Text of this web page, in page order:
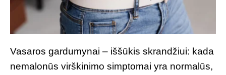
Vasaros gardumynai – iššūkis skrandžiui: kada
nemalonūs virškinimo simptomai yra normalūs,